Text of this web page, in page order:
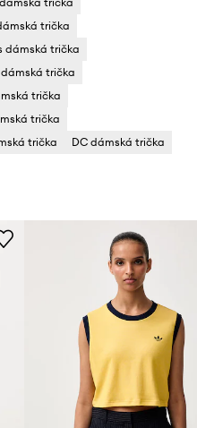
trička
dámská trička
trička
trička
trička
trička
DC dámská trička